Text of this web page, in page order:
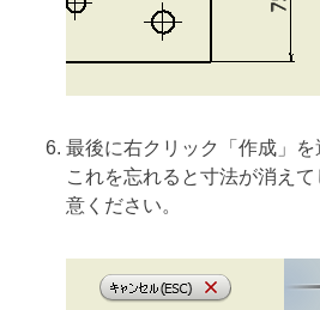
最後に右クリック「作成」を
これを忘れると寸法が消え
意ください。